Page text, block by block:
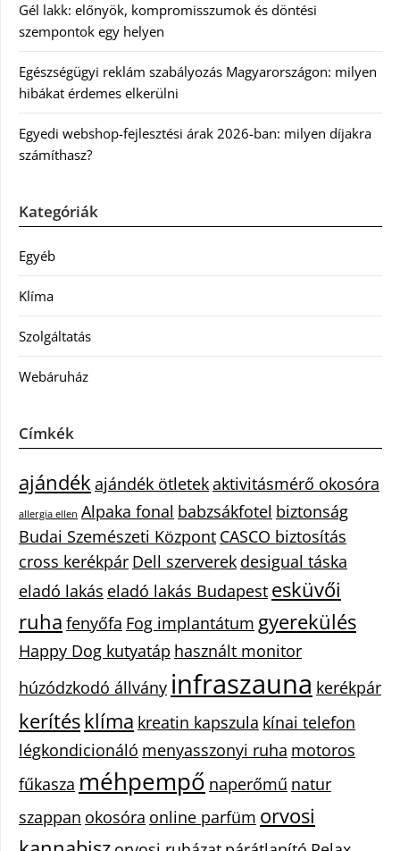
Gél lakk: előnyök, kompromisszumok és döntési
szempontok egy helyen
Egészségügyi reklám szabályozás Magyarországon: milyen
hibákat érdemes elkerülni
Egyedi webshop-fejlesztési árak 2026-ban: milyen díjakra
számíthasz?
Kategóriák
Egyéb
Klíma
Szolgáltatás
Webáruház
Címkék
ajándékajándék ötletekaktivitásmérő okosóra
allergia ellen Alpaka fonal babzsákfotel biztonság
Budai Szemészeti Központ CASCO biztosítás
cross kerékpár Dell szerverek desigual táska
eladó lakás eladó lakás Budapest esküvői
ruha fenyőfa Fog implantátum gyerekülés
Happy Dog kutyatáp használt monitor
húzódzkodó állvány infraszauna kerékpár
kerítésklíma kreatin kapszula kínai telefon
légkondicionáló menyasszonyi ruha motoros
fűkasza méhpempő naperőmű natur
szappan okosóra online parfüm orvosi